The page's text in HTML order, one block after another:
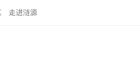
走进涟源